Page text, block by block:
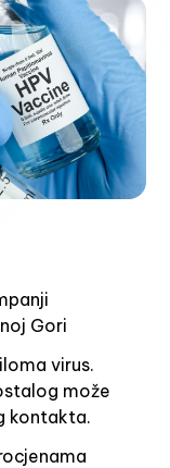
Gori
virus.
može
kontakta.